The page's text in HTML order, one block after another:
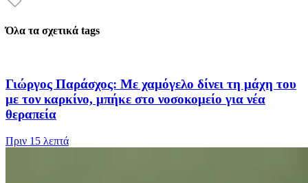
Όλα τα σχετικά tags
Γιώργος Παράσχος: Με χαμόγελο δίνει τη μάχη του
με τον καρκίνο, μπήκε στο νοσοκομείο για νέα
θεραπεία
Πριν 15 λεπτά